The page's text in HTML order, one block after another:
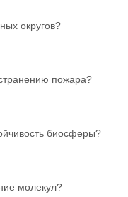
округов?
пожара?
биосферы?
молекул?